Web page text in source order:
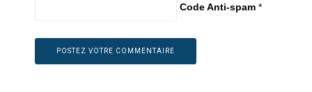
Code Anti-spam *